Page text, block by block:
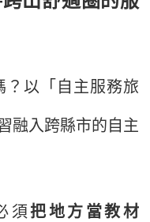
以「自主服務旅
融入跨縣市的自主
須把地方當教材